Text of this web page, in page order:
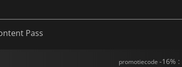
Pass
promotiecode -16% :